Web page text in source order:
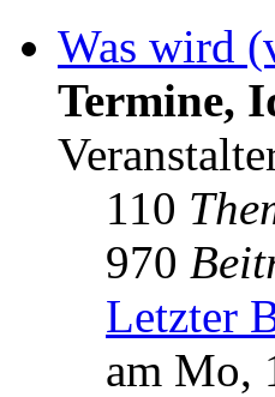
Was wird
Termine,
110
970
Letzter
am Mo,